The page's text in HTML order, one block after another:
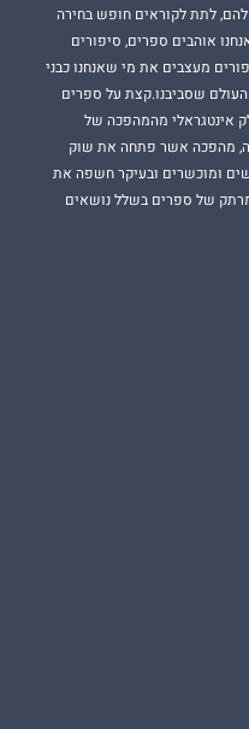
לתת לקוראים חופש בחירה
אוהבים ספרים, סיפורים
מעצבים את מי שאנחנו כבני
שסביבנו.קצת על ספרים
אינטגראלי מהמהפכה של
מהפכה אשר פתחה את שוק
ומוכשרים ובעיקר חשפה את
של ספרים בשלל נושאים